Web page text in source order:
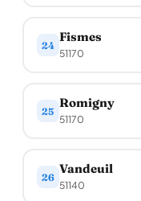
24
Fismes
51170
25
Romigny
51170
26
Vandeuil
51140